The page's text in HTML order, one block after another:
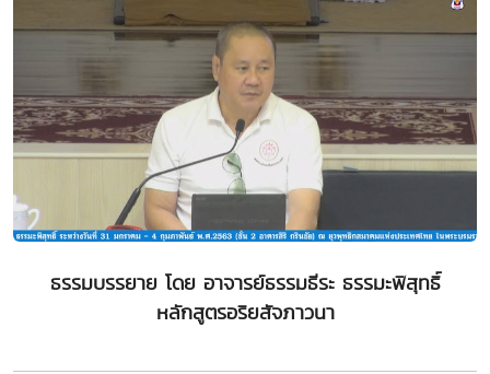
ธรรมบรรยาย โดย อาจารย์ธรรมธีระ ธรรมะพิสุทธิ์
หลักสูตรอริยสัจภาวนา